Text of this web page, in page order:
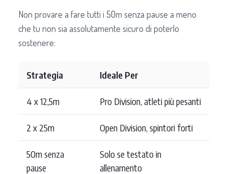
Non provare a fare tutti i 50m senza pause a meno
che tu non sia assolutamente sicuro di poterlo
sostenere:
Strategia Ideale Per
4 x 12,5m Pro Division, atleti più pesanti
2 x 25m Open Division, spintori forti
50m senza
pause
Solo se testato in
allenamento